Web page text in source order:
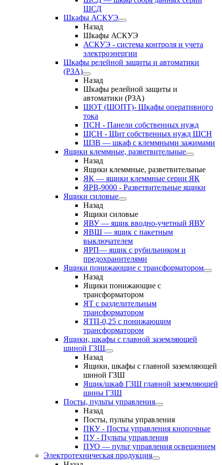
ШСД
Шкафы АСКУЭ
Назад
Шкафы АСКУЭ
АСКУЭ - система контроля и учета
электроэнергии
Шкафы релейной защиты и автоматики
(РЗА)
Назад
Шкафы релейной защиты и
автоматики (РЗА)
ШОТ (ШОПТ)- Шкафы оперативного
тока
ПСН - Панели собственных нужд
ЩСН - Щит собственных нужд ЩСН
ШЗВ — шкаф с клеммными зажимами
Ящики клеммные, разветвительные
Назад
Ящики клеммные, разветвительные
ЯК — ящики клеммные серии ЯК
ЯРВ-9000 - Разветвительные ящики
Ящики силовые
Назад
Ящики силовые
ЯВУ — ящик вводно-учетный ЯВУ
ЯВШ — ящик с пакетным
выключателем
ЯРП— ящик с рубильником и
предохранителями
Ящики понижающие с трансформатором
Назад
Ящики понижающие с
трансформатором
ЯТ с разделительным
трансформатором
ЯТП-0,25 с понижающим
трансформатором
Ящики, шкафы с главной заземляющей
шиной ГЗШ
Назад
Ящики, шкафы с главной заземляющей
шиной ГЗШ
Ящик/шкаф ГЗШ главной заземляющей
шины ГЗШ
Посты, пульты управления
Назад
Посты, пульты управления
ПКУ - Посты управления кнопочные
ПУ - Пульты управления
ПУО — пульт управления освещением
Электротехническая продукция